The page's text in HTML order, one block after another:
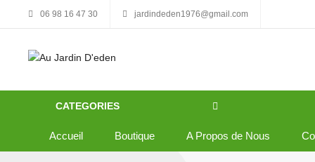
06 98 16 47 30 jardindeden1976@gmail.com
CATEGORIES
Accueil Boutique A Propos de Nous